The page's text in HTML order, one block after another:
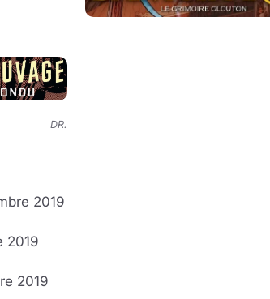
DR.
2019
2019
2019